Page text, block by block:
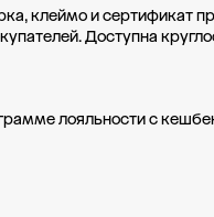
клеймо и сертификат
Доступна
лояльностис